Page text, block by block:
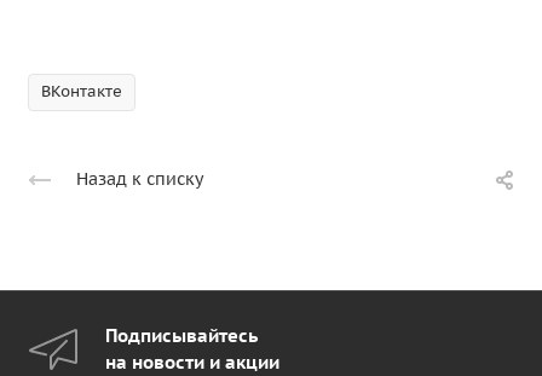
ВКонтакте
Назад к списку
Подписывайтесь
на новости и акции